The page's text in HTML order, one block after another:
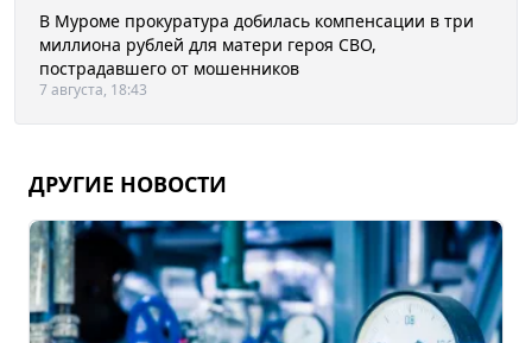
В Муроме прокуратура добилась компенсации в три
миллиона рублей для матери героя СВО,
пострадавшего от мошенников
7 августа, 18:43
ДРУГИЕ НОВОСТИ